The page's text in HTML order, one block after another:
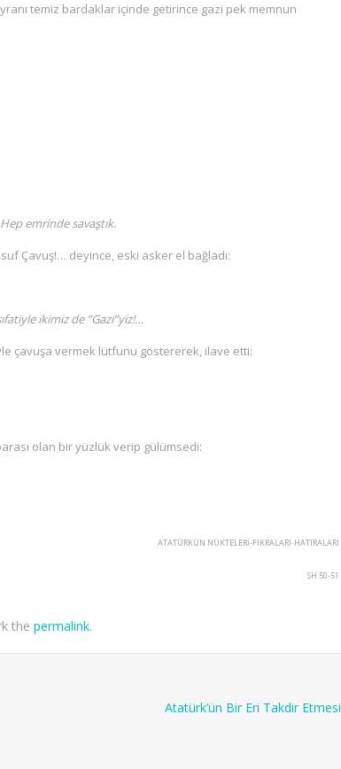
temiz bardaklar içinde getirince gazi pek memnun
emrinde savaştık.
Çavuş!… deyince, eski asker el bağladı:
ikimiz de ”Gazi”yiz!…
çavuşa vermek lütfunu göstererek, ilave etti:
olan bir yüzlük verip gülümsedi:
ATATÜRKÜN NÜKTELERİ-FIKRALARI-HATIRALARI
SH 50-51
the permalink.
Atatürk’ün Bir Eri Takdir Etmesi